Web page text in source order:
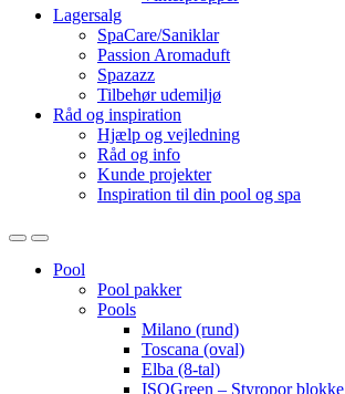
Lagersalg
SpaCare/Saniklar
Passion Aromaduft
Spazazz
Tilbehør udemiljø
Råd og inspiration
Hjælp og vejledning
Råd og info
Kunde projekter
Inspiration til din pool og spa
OpenClose
Pool
Pool pakker
Pools
Milano (rund)
Toscana (oval)
Elba (8-tal)
ISOGreen – Styropor blokke